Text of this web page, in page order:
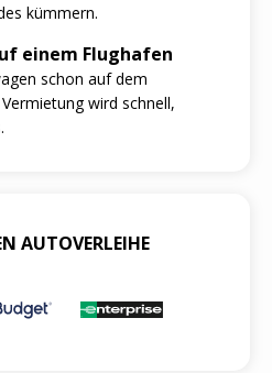
kümmern.
einem Flughafen
schon auf dem
wird schnell,
AUTOVERLEIHE